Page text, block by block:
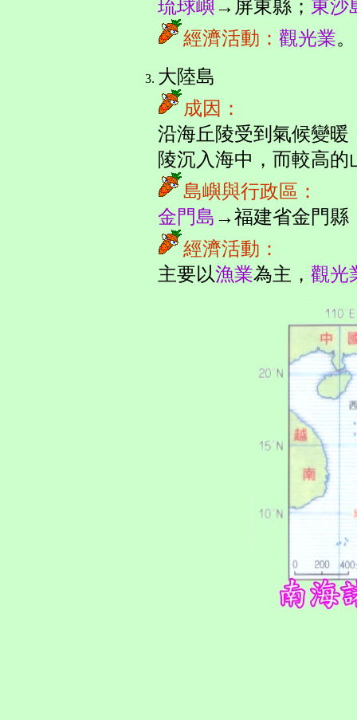
琉球嶼→屏東縣； 東沙
經濟活動： 觀光業。
大陸島
成因：
沿海丘陵受到氣候變
陵沉入海中，而較高
島嶼與行政區：
金門島 →福建省金門縣
經濟活動：
主要以漁業為主， 觀光